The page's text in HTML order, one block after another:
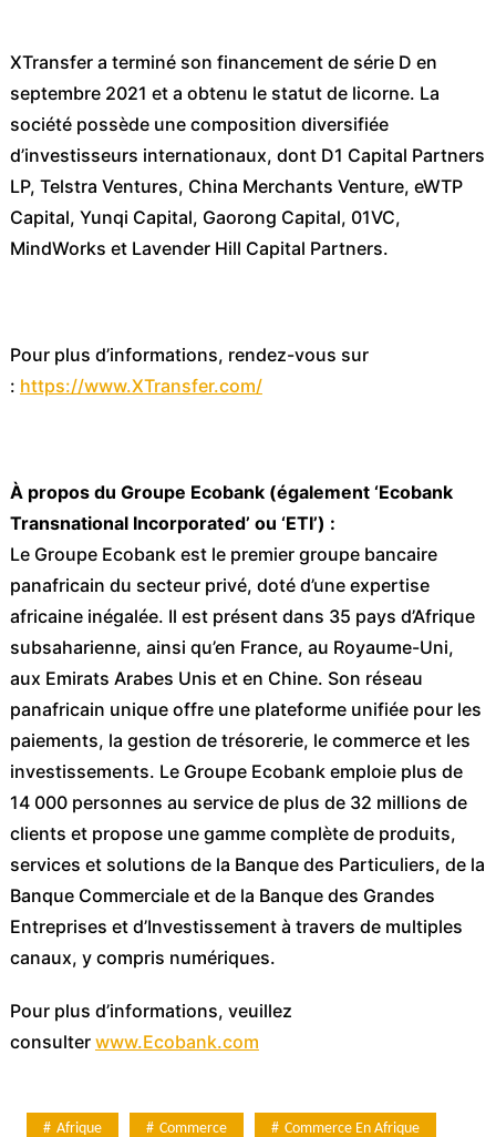
XTransfer a terminé son financement de série D en
septembre 2021 et a obtenu le statut de licorne. La
société possède une composition diversifiée
d’investisseurs internationaux, dont D1 Capital Partners
LP, Telstra Ventures, China Merchants Venture, eWTP
Capital, Yunqi Capital, Gaorong Capital, 01VC,
MindWorks et Lavender Hill Capital Partners.
Pour plus d’informations, rendez-vous sur
: https://www.XTransfer.com/
À propos du Groupe Ecobank (également ‘Ecobank
Transnational Incorporated’ ou ‘ETI’) :
Le Groupe Ecobank est le premier groupe bancaire
panafricain du secteur privé, doté d’une expertise
africaine inégalée. Il est présent dans 35 pays d’Afrique
subsaharienne, ainsi qu’en France, au Royaume-Uni,
aux Emirats Arabes Unis et en Chine. Son réseau
panafricain unique offre une plateforme unifiée pour les
paiements, la gestion de trésorerie, le commerce et les
investissements. Le Groupe Ecobank emploie plus de
14 000 personnes au service de plus de 32 millions de
clients et propose une gamme complète de produits,
services et solutions de la Banque des Particuliers, de la
Banque Commerciale et de la Banque des Grandes
Entreprises et d’Investissement à travers de multiples
canaux, y compris numériques.
Pour plus d’informations, veuillez
consulter www.Ecobank.com
Afrique Commerce Commerce En Afrique